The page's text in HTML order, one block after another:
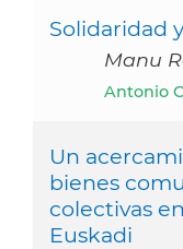
Solidaridad
Manu
Antonio
Un
bienes
colectivas
Euskadi